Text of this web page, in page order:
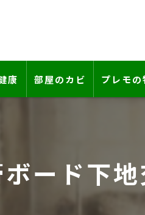
康 部屋のカビ
壁紙カビ・壁紙下地のカビ
プレモの
漏水事故
ード下